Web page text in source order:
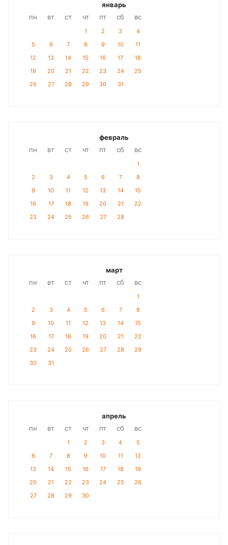
январь
пн
вт ст чт пт сб вс
1 2 3
4
5
6 7 8 9 10
11
12
13 14 15 16 17
18
19
20 21 22 23 24
25
26
27 28 29 30 31
февраль
пн
вт ст чт пт сб вс
1
2
3 4 5 6 7
8
9
10 11 12 13 14
15
16
17 18 19 20 21
22
23
24 25 26 27 28
март
пн
вт ст чт пт сб вс
1
2
3 4 5 6 7
8
9
10 11 12 13 14
15
16
17 18 19 20 21
22
23
24 25 26 27 28
29
30
31
апрель
пн
вт ст чт пт сб вс
1 2 3 4
5
6
7 8 9 10 11
12
13
14 15 16 17 18
19
20
21 22 23 24 25
26
27
28 29 30